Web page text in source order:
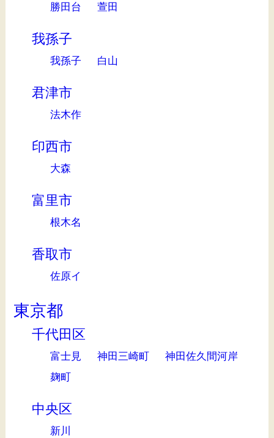
勝田台 萱田
我孫子
我孫子 白山
君津市
法木作
印西市
大森
富里市
根木名
香取市
佐原イ
東京都
千代田区
富士見 神田三崎町
神田佐久間河岸
麹町
中央区
新川